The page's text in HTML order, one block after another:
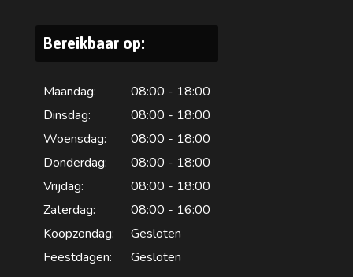
Bereikbaar op:
Maandag:
08:00 - 18:00
Dinsdag:
08:00 - 18:00
Woensdag:
08:00 - 18:00
Donderdag:
08:00 - 18:00
Vrijdag:
08:00 - 18:00
Zaterdag:
08:00 - 16:00
Koopzondag:
Gesloten
Feestdagen:
Gesloten